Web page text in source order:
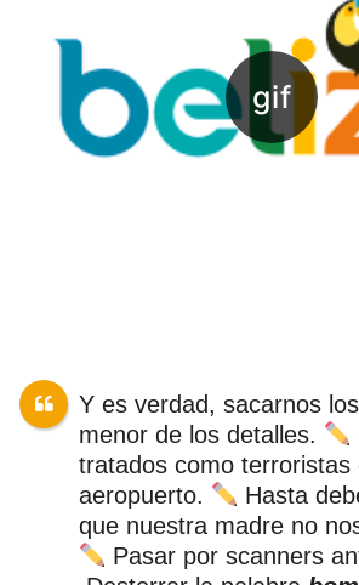
Y es verdad, sacarnos
menor de los detalles.
tratados como terroristas
aeropuerto.
Hasta
que nuestra madre no
Pasar por scanners